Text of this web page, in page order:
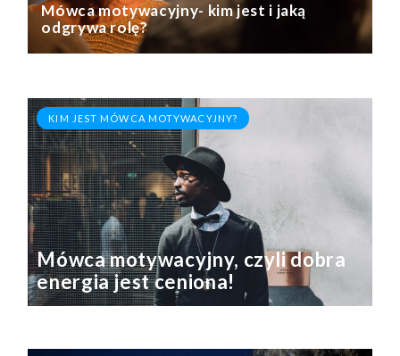
Mówca motywacyjny- kim jest i jaką
odgrywa rolę?
Mówca motywacyjny, czyli dobra
energia jest ceniona!
KIM JEST MÓWCA MOTYWACYJNY?